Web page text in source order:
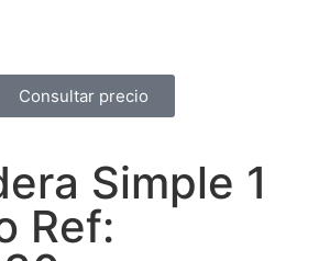
Consultar precio
Simple 1
Ref: